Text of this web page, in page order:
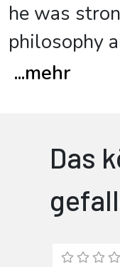
he was
philosophy
...mehr
Das